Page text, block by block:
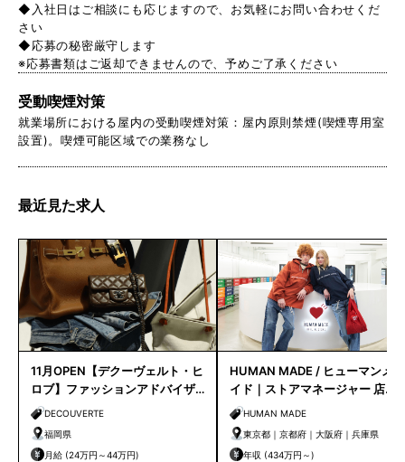
◆入社日はご相談にも応じますので、お気軽にお問い合わせくだ
さい
◆応募の秘密厳守します
※応募書類はご返却できませんので、予めご了承ください
受動喫煙対策
就業場所における屋内の受動喫煙対策：屋内原則禁煙(喫煙専用室
設置)。喫煙可能区域での業務なし
最近見た求人
11月OPEN【デクーヴェルト・ヒ
ロブ】ファッションアドバイザ
ー｜天神店
DECOUVERTE
福岡県
月給 (24万円～44万円)
HUMAN MADE / ヒューマンメ
イド｜ストアマネージャー 店長
候補HUMAN MADE
東京都｜京都府｜大阪府｜兵庫県
年収 (434万円～)